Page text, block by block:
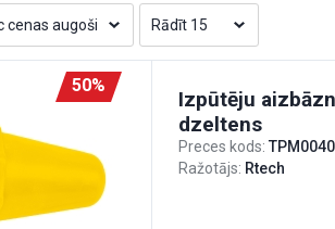
50%
Izpūtēju
dzeltens
Preces kods:
Ražotājs: Rtech